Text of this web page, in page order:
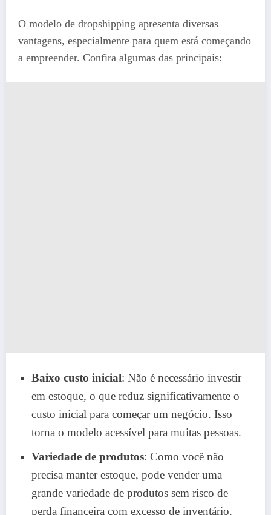
O modelo de dropshipping apresenta diversas
vantagens, especialmente para quem está começando
a empreender. Confira algumas das principais:
Baixo custo inicial: Não é necessário investir
em estoque, o que reduz significativamente o
custo inicial para começar um negócio. Isso
torna o modelo acessível para muitas pessoas.
Variedade de produtos: Como você não
precisa manter estoque, pode vender uma
grande variedade de produtos sem risco de
perda financeira com excesso de inventário.